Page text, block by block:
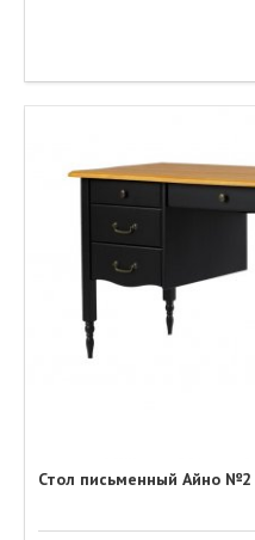
Стол письменный Айно №2